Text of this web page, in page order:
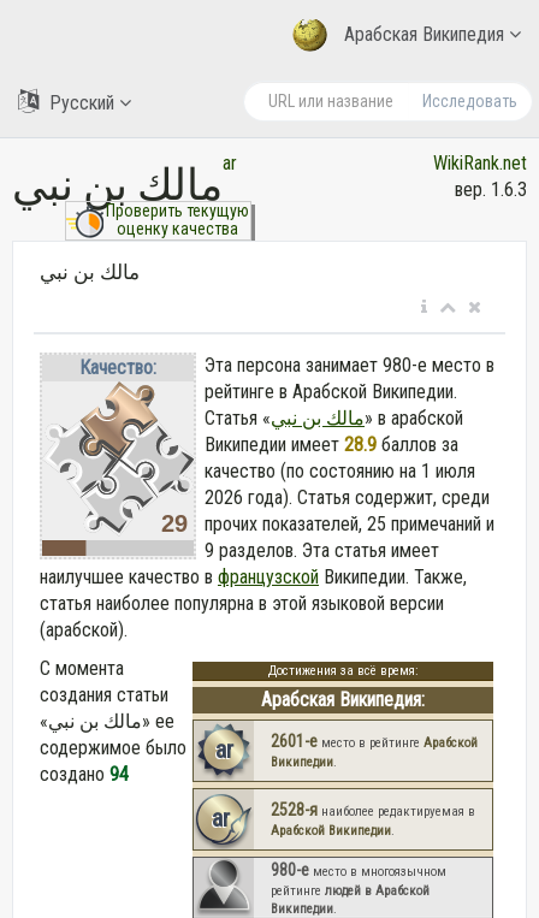
Арабская Википедия
Исследовать
Русский
مالك بن نبيar
Проверить текущую
оценку качества
WikiRank.net
вер. 1.6.3
مالك بن نبي
Качество:
29
Эта персона занимает 980-е место в
рейтинге в Арабской Википедии.
Статья «مالك بن نبي» в арабской
Википедии имеет 28.9 баллов за
качество (по состоянию на 1 июля
2026 года). Статья содержит, среди
прочих показателей, 25 примечаний и
9 разделов. Эта статья имеет
наилучшее качество в французской Википедии. Также,
статья наиболее популярна в этой языковой версии
(арабской).
Достижения за всё время:
Арабская Википедия:
ar 2601-е место в рейтинге Арабской
Википедии.
ar 2528-я наиболее редактируемая в
Арабской Википедии.
980-е место в многоязычном
рейтинге людей в Арабской
Википедии
С момента
создания статьи
«مالك بن نبي» ее
содержимое было
создано 94